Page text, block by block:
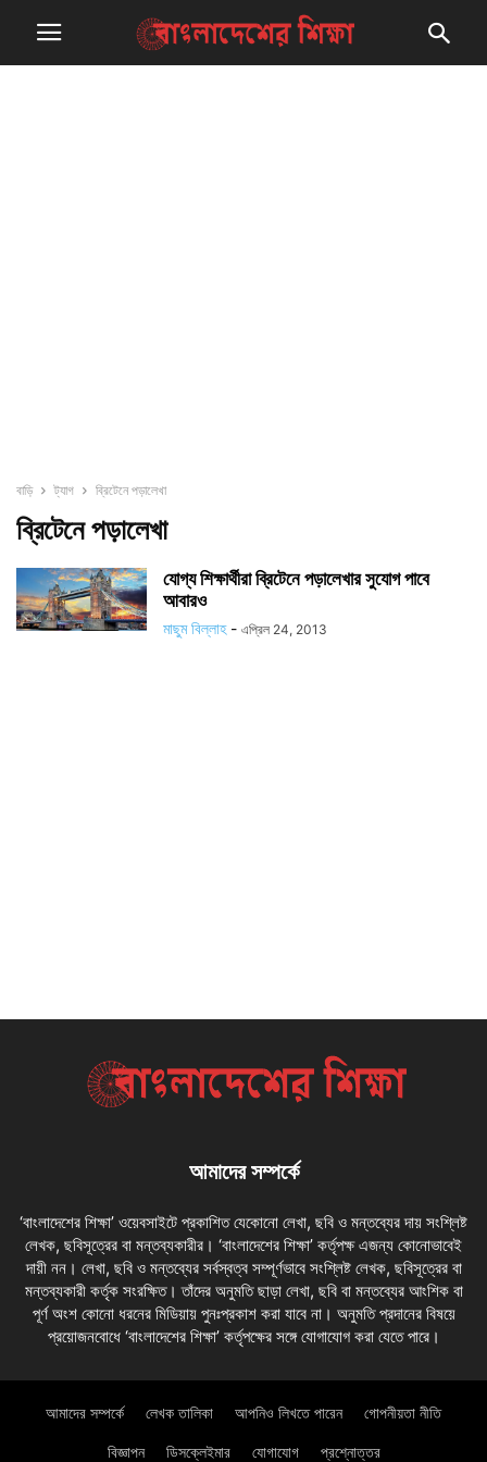
বাড়ি ট্যাগ ব্রিটেনে পড়ালেখা
ব্রিটেনে পড়ালেখা
যোগ্য শিক্ষার্থীরা ব্রিটেনে পড়ালেখার সুযোগ পাবে
আবারও
মাছুম বিল্লাহ - এপ্রিল 24, 2013
আমাদের সম্পর্কে
‘বাংলাদেশের শিক্ষা’ ওয়েবসাইটে প্রকাশিত যেকোনো লেখা, ছবি ও মন্তব্যের দায় সংশ্লিষ্ট
লেখক, ছবিসূত্রের বা মন্তব্যকারীর। ‘বাংলাদেশের শিক্ষা’ কর্তৃপক্ষ এজন্য কোনোভাবেই
দায়ী নন। লেখা, ছবি ও মন্তব্যের সর্বস্বত্ব সম্পূর্ণভাবে সংশ্লিষ্ট লেখক, ছবিসূত্রের বা
মন্তব্যকারী কর্তৃক সংরক্ষিত। তাঁদের অনুমতি ছাড়া লেখা, ছবি বা মন্তব্যের আংশিক বা
পূর্ণ অংশ কোনো ধরনের মিডিয়ায় পুনঃপ্রকাশ করা যাবে না। অনুমতি প্রদানের বিষয়ে
প্রয়োজনবোধে ‘বাংলাদেশের শিক্ষা’ কর্তৃপক্ষের সঙ্গে যোগাযোগ করা যেতে পারে।
আমাদের সম্পর্কে লেখক তালিকা আপনিও লিখতে পারেন গোপনীয়তা নীতি
বিজ্ঞাপন ডিসক্লেইমার যোগাযোগ প্রশ্নোত্তর